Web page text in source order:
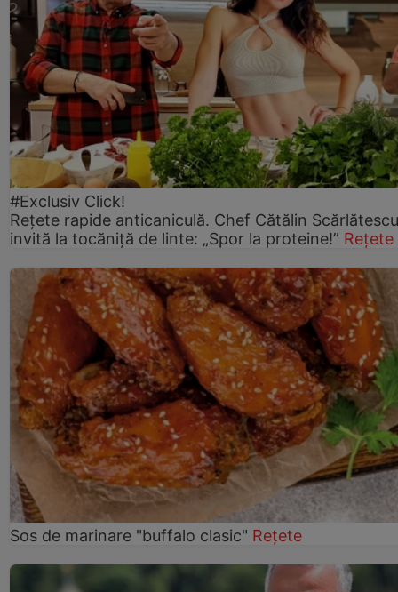
#Exclusiv Click!
Rețete rapide anticaniculă. Chef Cătălin
invită la tocăniță de linte: „Spor la proteine!” Rețete
Sos de marinare "buffalo clasic" Rețete